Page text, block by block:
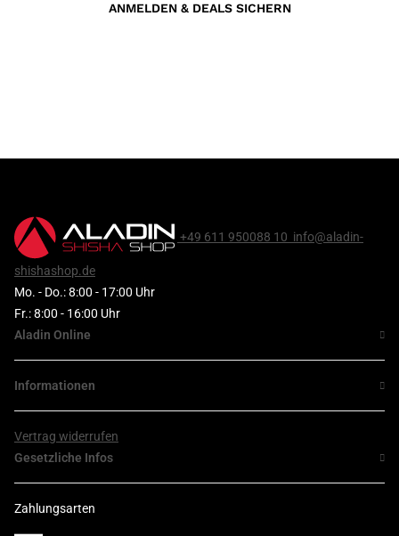
ANMELDEN & DEALS SICHERN
+49 611 950088 10 info@aladin-
shishashop.de
Mo. - Do.: 8:00 - 17:00 Uhr
Fr.: 8:00 - 16:00 Uhr
Aladin Online
Informationen
Vertrag widerrufen
Gesetzliche Infos
Zahlungsarten